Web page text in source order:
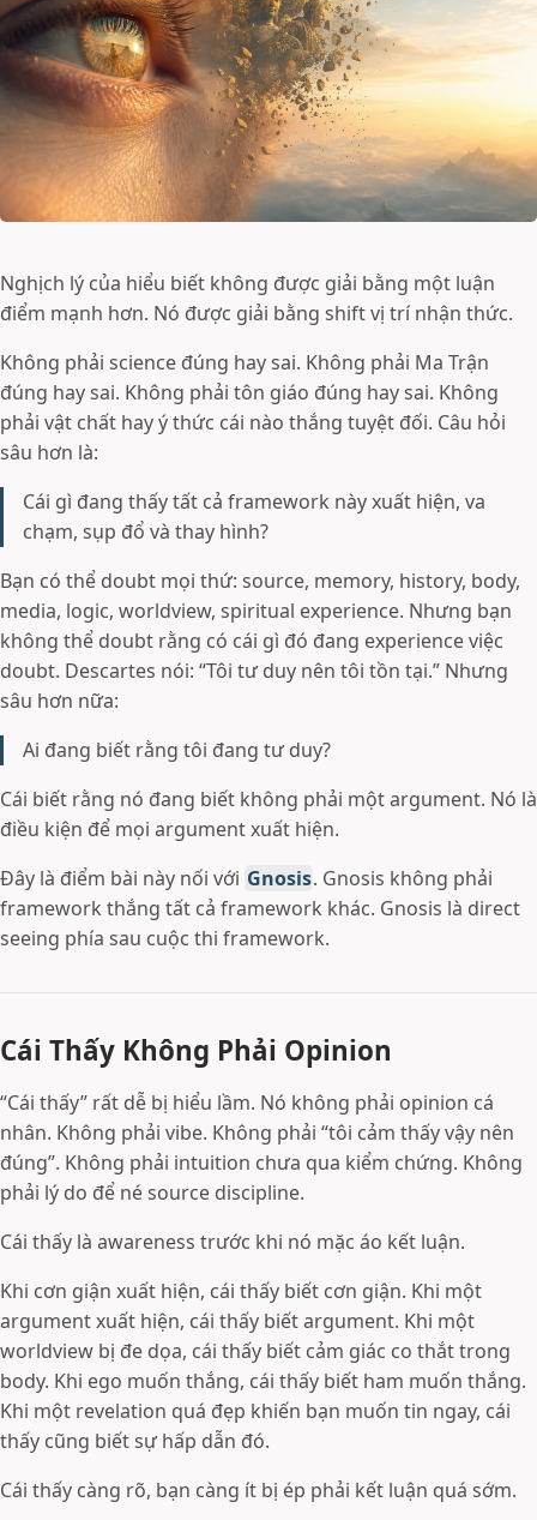
Nghịch lý của hiểu biết không được giải bằng một luận
điểm mạnh hơn. Nó được giải bằng shift vị trí nhận thức.
Không phải science đúng hay sai. Không phải Ma Trận
đúng hay sai. Không phải tôn giáo đúng hay sai. Không
phải vật chất hay ý thức cái nào thắng tuyệt đối. Câu hỏi
sâu hơn là:
Cái gì đang thấy tất cả framework này xuất hiện, va
chạm, sụp đổ và thay hình?
Bạn có thể doubt mọi thứ: source, memory, history, body,
media, logic, worldview, spiritual experience. Nhưng bạn
không thể doubt rằng có cái gì đó đang experience việc
doubt. Descartes nói: “Tôi tư duy nên tôi tồn tại.” Nhưng
sâu hơn nữa:
Ai đang biết rằng tôi đang tư duy?
Cái biết rằng nó đang biết không phải một argument. Nó là
điều kiện để mọi argument xuất hiện.
Đây là điểm bài này nối với Gnosis. Gnosis không phải
framework thắng tất cả framework khác. Gnosis là direct
seeing phía sau cuộc thi framework.
Cái Thấy Không Phải Opinion
“Cái thấy” rất dễ bị hiểu lầm. Nó không phải opinion cá
nhân. Không phải vibe. Không phải “tôi cảm thấy vậy nên
đúng”. Không phải intuition chưa qua kiểm chứng. Không
phải lý do để né source discipline.
Cái thấy là awareness trước khi nó mặc áo kết luận.
Khi cơn giận xuất hiện, cái thấy biết cơn giận. Khi một
argument xuất hiện, cái thấy biết argument. Khi một
worldview bị đe dọa, cái thấy biết cảm giác co thắt trong
body. Khi ego muốn thắng, cái thấy biết ham muốn thắng.
Khi một revelation quá đẹp khiến bạn muốn tin ngay, cái
thấy cũng biết sự hấp dẫn đó.
Cái thấy càng rõ, bạn càng ít bị ép phải kết luận quá sớm.